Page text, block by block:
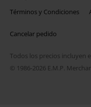
Términos y Condiciones
Cancelar pedido
Todos los precios incluyen
© 1986-2026 E.M.P.